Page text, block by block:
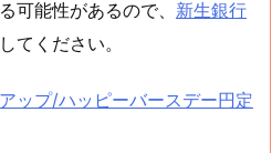
可能性があるので、 新生銀行
てください。
ップ/ハッピーバースデー円定